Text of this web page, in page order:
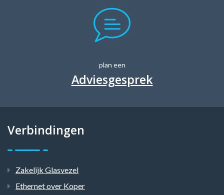
plan een
Adviesgesprek
Verbindingen
Zakelijk Glasvezel
Ethernet over Koper